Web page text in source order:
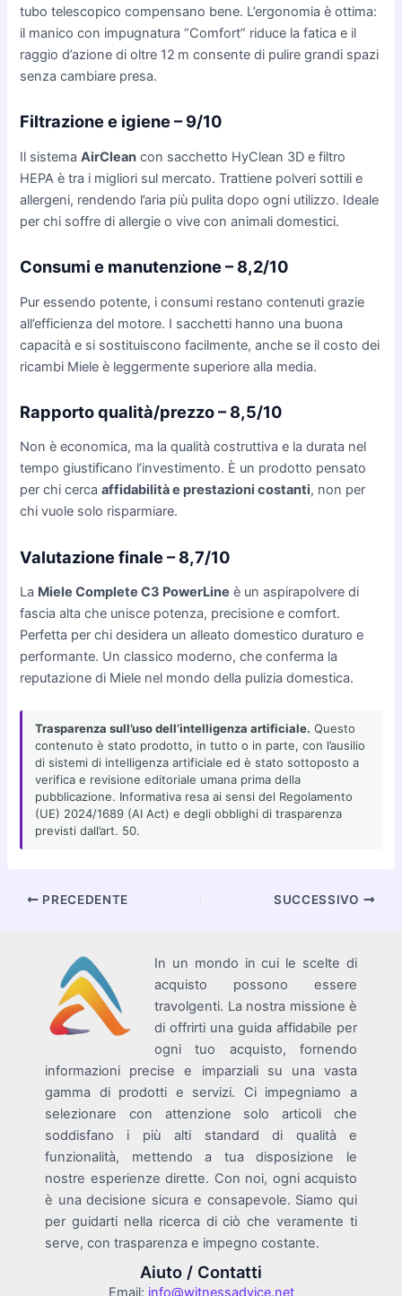
tubo telescopico compensano bene. L’ergonomia è ottima:
il manico con impugnatura “Comfort” riduce la fatica e il
raggio d’azione di oltre 12 m consente di pulire grandi spazi
senza cambiare presa.
Filtrazione e igiene – 9/10
Il sistemaAirClean con sacchetto HyClean 3D e filtro
HEPA è tra i migliori sul mercato. Trattiene polveri sottili e
allergeni, rendendo l’aria più pulita dopo ogni utilizzo. Ideale
per chi soffre di allergie o vive con animali domestici.
Consumi e manutenzione – 8,2/10
Pur essendo potente, i consumi restano contenuti grazie
all’efficienza del motore. I sacchetti hanno una buona
capacità e si sostituiscono facilmente, anche se il costo dei
ricambi Miele è leggermente superiore alla media.
Rapporto qualità/prezzo – 8,5/10
Non è economica, ma la qualità costruttiva e la durata nel
tempo giustificano l’investimento. È un prodotto pensato
per chi cercaaffidabilità e prestazioni costanti, non per
chi vuole solo risparmiare.
Valutazione finale – 8,7/10
La Miele Complete C3 PowerLine è un aspirapolvere di
fascia alta che unisce potenza, precisione e comfort.
Perfetta per chi desidera un alleato domestico duraturo e
performante. Un classico moderno, che conferma la
reputazione di Miele nel mondo della pulizia domestica.
Trasparenza sull’uso dell’intelligenza artificiale. Questo
contenuto è stato prodotto, in tutto o in parte, con l’ausilio
di sistemi di intelligenza artificiale ed è stato sottoposto a
verifica e revisione editoriale umana prima della
pubblicazione. Informativa resa ai sensi del Regolamento
(UE) 2024/1689 (AI Act) e degli obblighi di trasparenza
previsti dall’art. 50.
Navigazione
PRECEDENTE SUCCESSIVO
In un mondo in cui le scelte di
acquisto possono essere
travolgenti. La nostra missione è
di offrirti una guida affidabile per
ogni tuo acquisto, fornendo
informazioni precise e imparziali su una vasta
gamma di prodotti e servizi. Ci impegniamo a
selezionare con attenzione solo articoli che
soddisfano i più alti standard di qualità e
funzionalità, mettendo a tua disposizione le
nostre esperienze dirette. Con noi, ogni acquisto
è una decisione sicura e consapevole. Siamo qui
per guidarti nella ricerca di ciò che veramente ti
serve, con trasparenza e impegno costante.
Aiuto / Contatti
Email: info@witnessadvice.net